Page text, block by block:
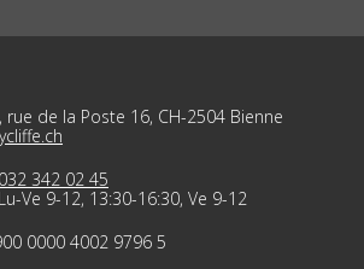
rue de la Poste 16, CH-2504 Bienne
032 342 02 45
Lu-Ve 9-12, 13:30-16:30, Ve 9-12
0000 4002 9796 5